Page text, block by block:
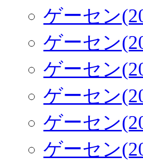
ゲーセン
ゲーセン
ゲーセン
ゲーセン
ゲーセン
ゲーセン